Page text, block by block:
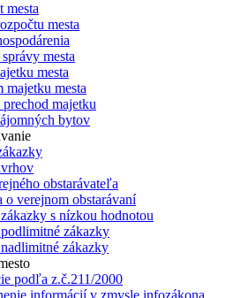
mesta
mesta
mesta
mesta
majetku mesta
prechod majetku
bytov
obstarávateľa
o verejnom obstarávaní
s nízkou hodnotou
zákazky
zákazky
podľa z.č.211/2000
informácií v zmysle infozákona